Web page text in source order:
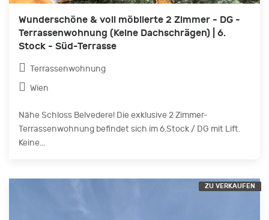
Wunderschöne & voll möblierte 2 Zimmer - DG -
Terrassenwohnung (Keine Dachschrägen) | 6.
Stock - Süd-Terrasse
Terrassenwohnung
Wien
Nähe Schloss Belvedere! Die exklusive 2 Zimmer-
Terrassenwohnung befindet sich im 6.Stock / DG mit Lift.
Keine...
ZU VERKAUFEN